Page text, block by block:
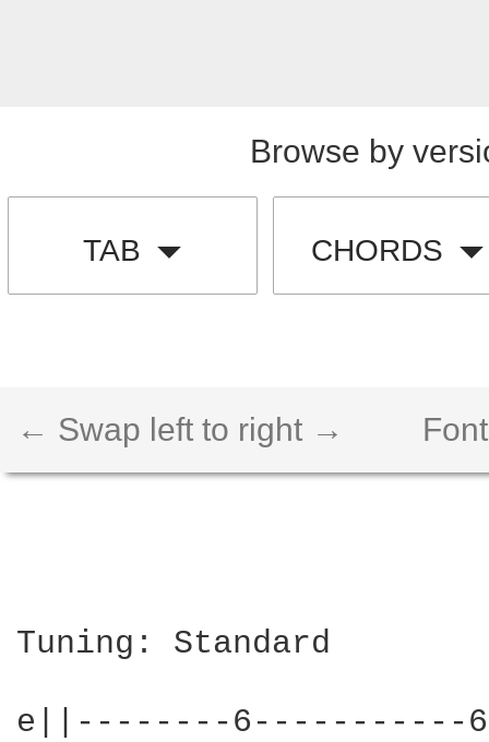
Browse by
TAB CHORDS
← Swap left to right →
Tuning: Standard
e||--------6-----------